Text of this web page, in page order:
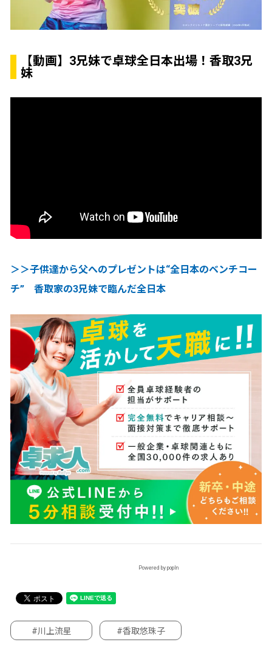
【動画】3兄妹で卓球全日本出場！香取3兄
妹
＞＞子供達から父へのプレゼントは“全日本のベンチコー
チ” 香取家の3兄妹で臨んだ全日本
Powered by popIn
#川上流星 #香取悠珠子